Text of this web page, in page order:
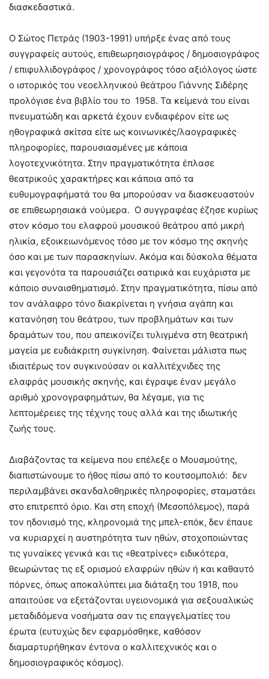
διασκεδαστικά.
Ο Σώτος Πετράς (1903-1991) υπήρξε ένας από τους
συγγραφείς αυτούς, επιθεωρησιογράφος / δημοσιογράφος
/ επιφυλλιδογράφος / χρονογράφος τόσο αξιόλογος ώστε
ο ιστορικός του νεοελληνικού θεάτρου Γιάννης Σιδέρης
προλόγισε ένα βιβλίο του το 1958. Τα κείμενά του είναι
πνευματώδη και αρκετά έχουν ενδιαφέρον είτε ως
ηθογραφικά σκίτσα είτε ως κοινωνικές/λαογραφικές
πληροφορίες, παρουσιασμένες με κάποια
λογοτεχνικότητα. Στην πραγματικότητα έπλασε
θεατρικούς χαρακτήρες και κάποια από τα
ευθυμογραφήματά του θα μπορούσαν να διασκευαστούν
σε επιθεωρησιακά νούμερα. Ο συγγραφέας έζησε κυρίως
στον κόσμο του ελαφρού μουσικού θεάτρου από μικρή
ηλικία, εξοικειωνόμενος τόσο με τον κόσμο της σκηνής
όσο και με των παρασκηνίων. Ακόμα και δύσκολα θέματα
και γεγονότα τα παρουσιάζει σατιρικά και ευχάριστα με
κάποιο συναισθηματισμό. Στην πραγματικότητα, πίσω από
τον ανάλαφρο τόνο διακρίνεται η γνήσια αγάπη και
κατανόηση του θεάτρου, των προβλημάτων και των
δραμάτων του, που απεικονίζει τυλιγμένα στη θεατρική
μαγεία με ευδιάκριτη συγκίνηση. Φαίνεται μάλιστα πως
ιδιαιτέρως τον συγκινούσαν οι καλλιτέχνιδες της
ελαφράς μουσικής σκηνής, και έγραψε έναν μεγάλο
αριθμό χρονογραφημάτων, θα λέγαμε, για τις
λεπτομέρειες της τέχνης τους αλλά και της ιδιωτικής
ζωής τους.
Διαβάζοντας τα κείμενα που επέλεξε ο Μουσμούτης,
διαπιστώνουμε το ήθος πίσω από το κουτσομπολιό: δεν
περιλαμβάνει σκανδαλοθηρικές πληροφορίες, σταματάει
στο επιτρεπτό όριο. Και στη εποχή (Μεσοπόλεμος), παρά
τον ηδονισμό της, κληρονομιά της μπελ-επόκ, δεν έπαυε
να κυριαρχεί η αυστηρότητα των ηθών, στοχοποιώντας
τις γυναίκες γενικά και τις «θεατρίνες» ειδικότερα,
θεωρώντας τις εξ ορισμού ελαφρών ηθών ή και καθαυτό
πόρνες, όπως αποκαλύπτει μια διάταξη του 1918, που
απαιτούσε να εξετάζονται υγειονομικά για σεξουαλικώς
μεταδιδόμενα νοσήματα σαν τις επαγγελματίες του
έρωτα (ευτυχώς δεν εφαρμόσθηκε, καθόσον
διαμαρτυρήθηκαν έντονα ο καλλιτεχνικός και ο
δημοσιογραφικός κόσμος).